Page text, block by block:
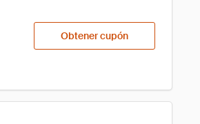
Obtener cupón